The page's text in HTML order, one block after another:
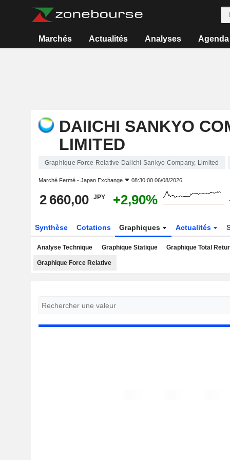
Marchés Actualités Analyses Agenda
DAIICHI SANKYO
LIMITED
Graphique Force Relative Daiichi Sankyo Company, Limited
Marché Fermé - Japan Exchange 08:30:00 06/08/2026
2 660,00 JPY +2,90%
Synthèse Cotations Graphiques Actualités
Analyse Technique Graphique Statique Graphique Total
Graphique Force Relative